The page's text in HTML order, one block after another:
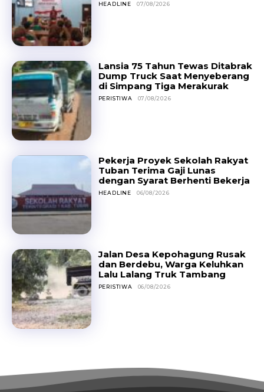
HEADLINE 07/08/2026
Lansia 75 Tahun Tewas Ditabrak
Dump Truck Saat Menyeberang
di Simpang Tiga Merakurak
PERISTIWA 07/08/2026
Pekerja Proyek Sekolah Rakyat
Tuban Terima Gaji Lunas
dengan Syarat Berhenti Bekerja
HEADLINE 06/08/2026
Jalan Desa Kepohagung Rusak
dan Berdebu, Warga Keluhkan
Lalu Lalang Truk Tambang
PERISTIWA 06/08/2026